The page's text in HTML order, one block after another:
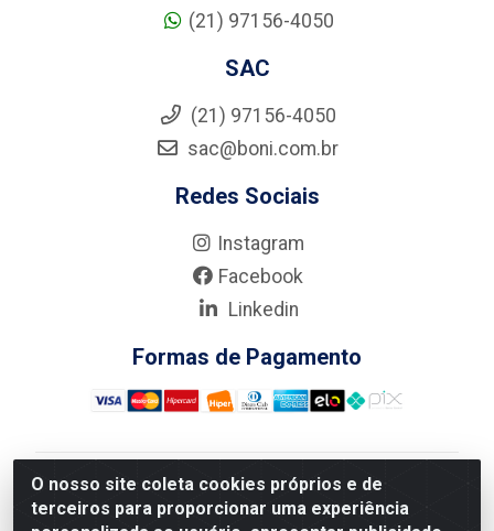
O nosso site coleta cookies próprios e de
terceiros para proporcionar uma experiência
(21) 97156-4050
SAC
(21) 97156-4050
sac@boni.com.br
Redes Sociais
Instagram
Facebook
Linkedin
Formas de Pagamento
Nova Boni Distribuidora de Material de Construção LTDA
- Rua Alice Tibiriçá, 330 - Vila Da Penha, Rio de